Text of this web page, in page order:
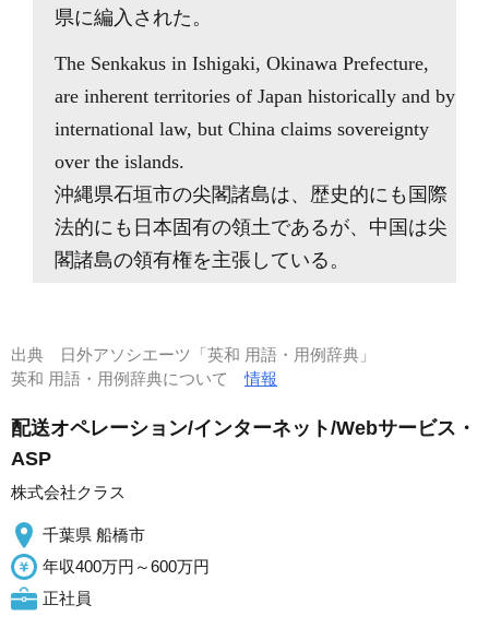
県に編入された。
The Senkakus in Ishigaki, Okinawa Prefecture,
are inherent territories of Japan historically and by
international law, but China claims sovereignty
over the islands.
沖縄県石垣市の尖閣諸島は、歴史的にも国際
法的にも日本固有の領土であるが、中国は尖
閣諸島の領有権を主張している。
出典
日外アソシエーツ「英和 用語・用例辞典」
英和 用語・用例辞典について情報
配送オペレーション/インターネット/Webサービス・
ASP
株式会社クラス
千葉県 船橋市
年収400万円～600万円
正社員